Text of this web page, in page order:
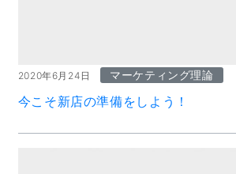
2020年6月24日 マーケティング理論
今こそ新店の準備をしよう！